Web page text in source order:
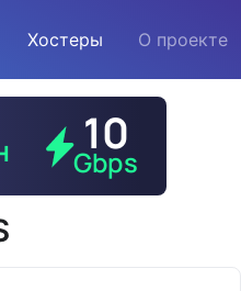
Хостеры О проекте